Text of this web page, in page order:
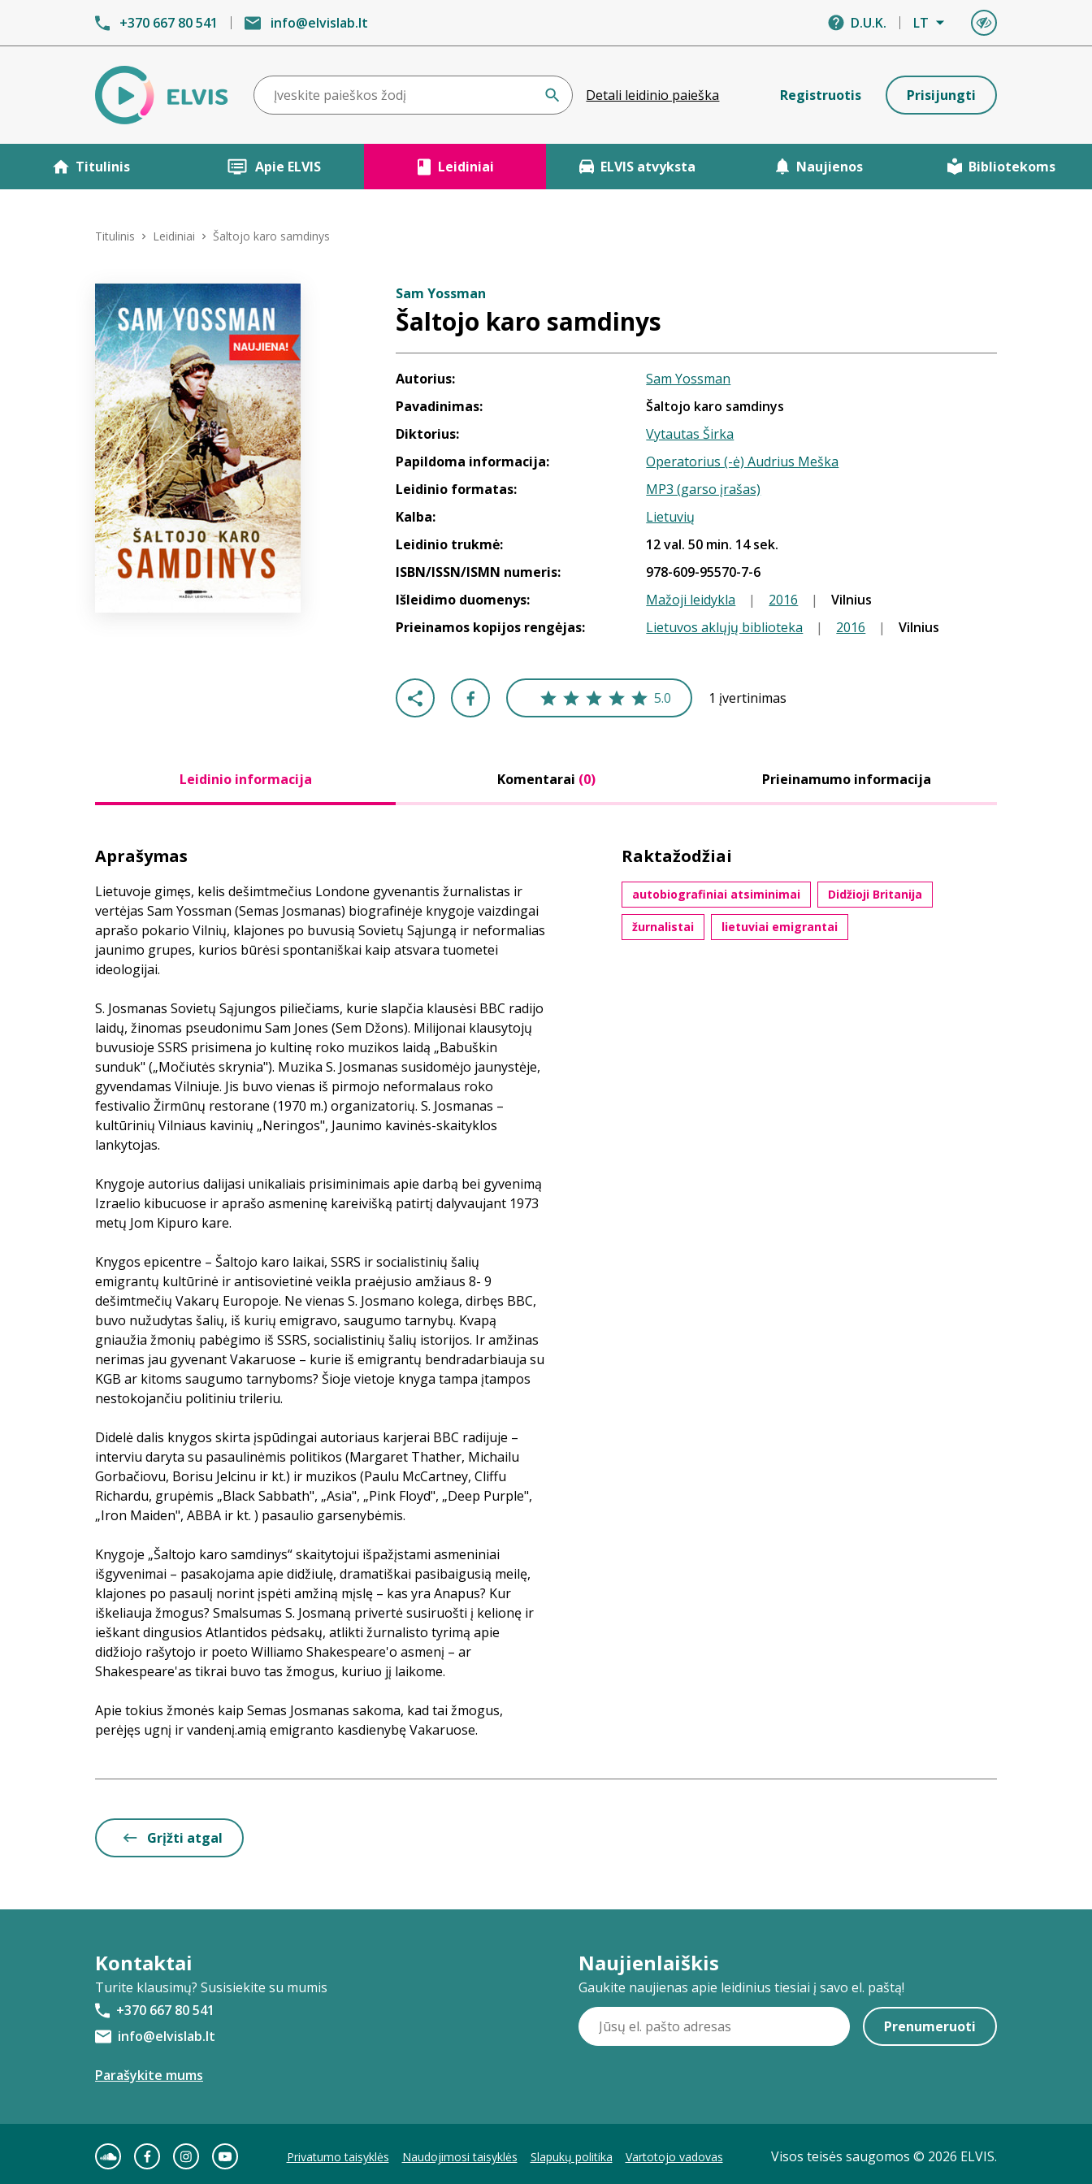
+370 667 80 541 info@elvislab.lt D.U.K. LT
Detali leidinio paieška Registruotis Prisijungti
Titulinis Apie ELVIS Leidiniai ELVIS atvyksta Naujienos Bibliotekoms
Titulinis Leidiniai Šaltojo karo samdinys
Sam Yossman
Šaltojo karo samdinys
Autorius:
Sam Yossman
Pavadinimas:
Šaltojo karo samdinys
Diktorius:
Vytautas Širka
Papildoma informacija:
Operatorius (-ė) Audrius Meška
Leidinio formatas:
MP3 (garso įrašas)
Kalba:
Lietuvių
Leidinio trukmė:
12 val. 50 min. 14 sek.
ISBN/ISSN/ISMN numeris:
978-609-95570-7-6
Išleidimo duomenys:
Mažoji leidykla | 2016 |
Vilnius
Prieinamos kopijos rengėjas:
Lietuvos aklųjų biblioteka | 2016 | Vilnius
5.0 1 įvertinimas
Leidinio informacija Komentarai (0) Prieinamumo informacija
Aprašymas
Lietuvoje gimęs, kelis dešimtmečius Londone gyvenantis žurnalistas ir
vertėjas Sam Yossman (Semas Josmanas) biografinėje knygoje vaizdingai
aprašo pokario Vilnių, klajones po buvusią Sovietų Sąjungą ir neformalias
jaunimo grupes, kurios būrėsi spontaniškai kaip atsvara tuometei
ideologijai.
S. Josmanas Sovietų Sąjungos piliečiams, kurie slapčia klausėsi BBC radijo
laidų, žinomas pseudonimu Sam Jones (Sem Džons). Milijonai klausytojų
buvusioje SSRS prisimena jo kultinę roko muzikos laidą „Babuškin
sunduk" („Močiutės skrynia"). Muzika S. Josmanas susidomėjo jaunystėje,
gyvendamas Vilniuje. Jis buvo vienas iš pirmojo neformalaus roko
festivalio Žirmūnų restorane (1970 m.) organizatorių. S. Josmanas –
kultūrinių Vilniaus kavinių „Neringos", Jaunimo kavinės-skaityklos
lankytojas.
Knygoje autorius dalijasi unikaliais prisiminimais apie darbą bei gyvenimą
Izraelio kibucuose ir aprašo asmeninę kareivišką patirtį dalyvaujant 1973
metų Jom Kipuro kare.
Knygos epicentre – Šaltojo karo laikai, SSRS ir socialistinių šalių
emigrantų kultūrinė ir antisovietinė veikla praėjusio amžiaus 8- 9
dešimtmečių Vakarų Europoje. Ne vienas S. Josmano kolega, dirbęs BBC,
buvo nužudytas šalių, iš kurių emigravo, saugumo tarnybų. Kvapą
gniaužia žmonių pabėgimo iš SSRS, socialistinių šalių istorijos. Ir amžinas
nerimas jau gyvenant Vakaruose – kurie iš emigrantų bendradarbiauja su
KGB ar kitoms saugumo tarnyboms? Šioje vietoje knyga tampa įtampos
nestokojančiu politiniu trileriu.
Didelė dalis knygos skirta įspūdingai autoriaus karjerai BBC radijuje –
interviu daryta su pasaulinėmis politikos (Margaret Thather, Michailu
Gorbačiovu, Borisu Jelcinu ir kt.) ir muzikos (Paulu McCartney, Cliffu
Richardu, grupėmis „Black Sabbath", „Asia", „Pink Floyd", „Deep Purple",
„Iron Maiden", ABBA ir kt. ) pasaulio garsenybėmis.
Knygoje „Šaltojo karo samdinys“ skaitytojui išpažįstami asmeniniai
išgyvenimai – pasakojama apie didžiulę, dramatiškai pasibaigusią meilę,
klajones po pasaulį norint įspėti amžiną mįslę – kas yra Anapus? Kur
iškeliauja žmogus? Smalsumas S. Josmaną privertė susiruošti į kelionę ir
ieškant dingusios Atlantidos pėdsakų, atlikti žurnalisto tyrimą apie
didžiojo rašytojo ir poeto Williamo Shakespeare'o asmenį – ar
Shakespeare'as tikrai buvo tas žmogus, kuriuo jį laikome.
Apie tokius žmonės kaip Semas Josmanas sakoma, kad tai žmogus,
perėjęs ugnį ir vandenį.amią emigranto kasdienybę Vakaruose.
Raktažodžiai
autobiografiniai atsiminimai Didžioji Britanija
žurnalistai lietuviai emigrantai
Grįžti atgal
Kontaktai
Turite klausimų? Susisiekite su mumis
+370 667 80 541
info@elvislab.lt
Parašykite mums
Naujienlaiškis
Gaukite naujienas apie leidinius tiesiai į savo el. paštą!
Prenumeruoti
Visos teisės saugomos © 2026 ELVIS.
Privatumo taisyklės Naudojimosi taisyklės Slapukų politika Vartotojo vadovas